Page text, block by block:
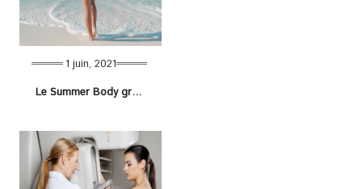
1 juin, 2021
Le Summer Body grâce à la chirurgie esthétique